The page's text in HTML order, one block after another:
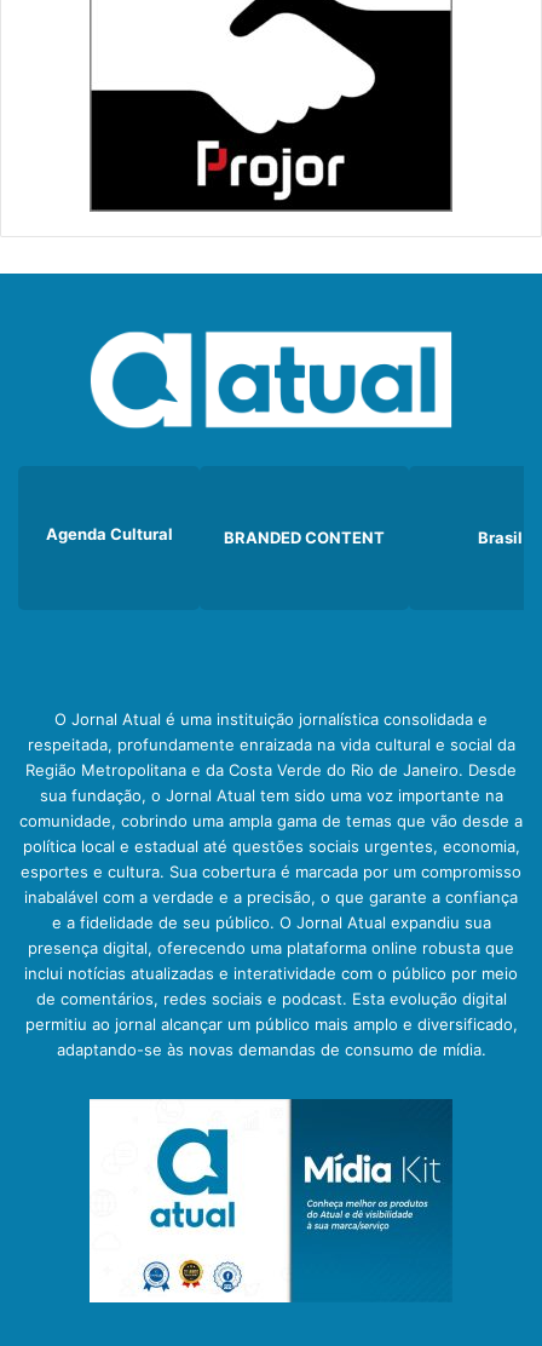
Agenda Cultural BRANDED CONTENT Brasil
O Jornal Atual é uma instituição jornalística consolidada e
respeitada, profundamente enraizada na vida cultural e social da
Região Metropolitana e da Costa Verde do Rio de Janeiro. Desde
sua fundação, o Jornal Atual tem sido uma voz importante na
comunidade, cobrindo uma ampla gama de temas que vão desde a
política local e estadual até questões sociais urgentes, economia,
esportes e cultura. Sua cobertura é marcada por um compromisso
inabalável com a verdade e a precisão, o que garante a confiança
e a fidelidade de seu público. O Jornal Atual expandiu sua
presença digital, oferecendo uma plataforma online robusta que
inclui notícias atualizadas e interatividade com o público por meio
de comentários, redes sociais e podcast. Esta evolução digital
permitiu ao jornal alcançar um público mais amplo e diversificado,
adaptando-se às novas demandas de consumo de mídia.